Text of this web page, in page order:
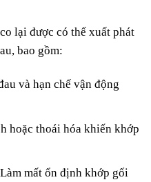
lại được có thể xuất phát
bao gồm:
và hạn chế vận động
hoặc thoái hóa khiến khớp
mất ổn định khớp gối